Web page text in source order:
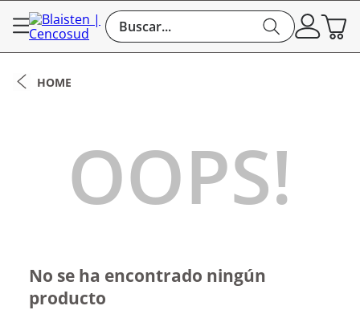
Buscar...
OOPS!
No se ha encontrado ningún
producto